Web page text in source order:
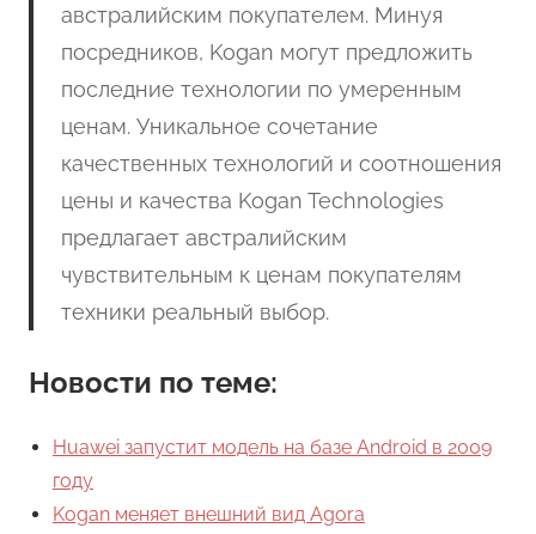
австралийским покупателем. Минуя
посредников, Kogan могут предложить
последние технологии по умеренным
ценам. Уникальное сочетание
качественных технологий и соотношения
цены и качества Kogan Technologies
предлагает австралийским
чувствительным к ценам покупателям
техники реальный выбор.
Новости по теме:
Huawei запустит модель на базе Android в 2009
году
Kogan меняет внешний вид Agora